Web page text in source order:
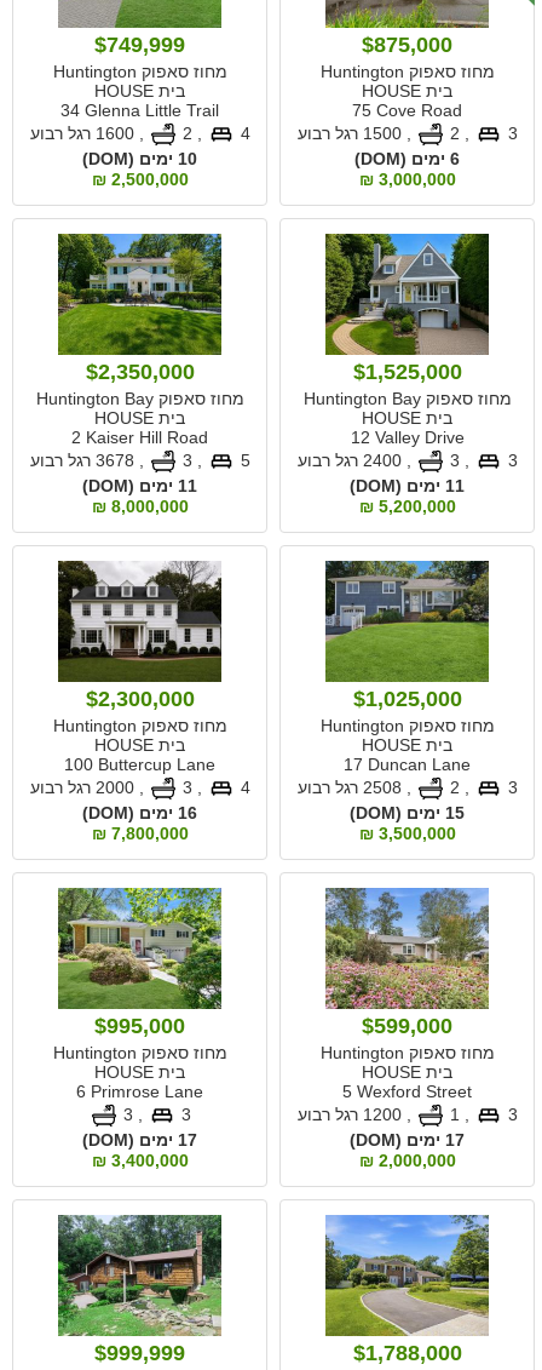
$875,000
מחוז סאפוק Huntington
בית HOUSE
75 Cove Road
3
,1500 רגל רבוע
6 ימים (DOM)
3,000,000 ₪
$749,999
מחוז סאפוק Huntington
בית HOUSE
34 Glenna Little Trail
4
,1600 רגל רבוע
10 ימים (DOM)
2,500,000 ₪
$1,525,000
מחוז סאפוק Huntington Bay
בית HOUSE
12 Valley Drive
3
,2400 רגל רבוע
11 ימים (DOM)
5,200,000 ₪
$2,350,000
מחוז סאפוק Huntington Bay
בית HOUSE
2 Kaiser Hill Road
5
3678 רגל רבוע
11 ימים (DOM)
8,000,000 ₪
$1,025,000
מחוז סאפוק Huntington
בית HOUSE
17 Duncan Lane
3
2508 רגל רבוע
15 ימים (DOM)
3,500,000 ₪
$2,300,000
מחוז סאפוק Huntington
בית HOUSE
100 Buttercup Lane
4
,2000 רגל רבוע
16 ימים (DOM)
7,800,000 ₪
$599,000
מחוז סאפוק Huntington
בית HOUSE
5 Wexford Street
3
,1200 רגל רבוע
17 ימים (DOM)
2,000,000 ₪
$995,000
מחוז סאפוק Huntington
בית HOUSE
6 Primrose Lane
3
17 ימים (DOM)
3,400,000 ₪
$1,788,000
$999,999